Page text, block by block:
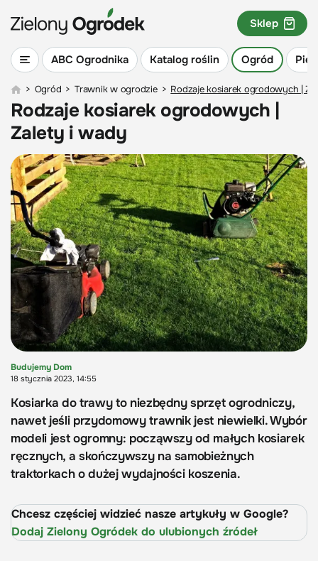
ABC Ogrodnika Katalog roślin Ogród
Sklep
> Ogród > Trawnik w ogrodzie > Rodzaje kosiarek ogrodowych |
Rodzaje kosiarek ogrodowych |
Zalety i wady
Budujemy Dom
18 stycznia 2023, 14:55
Kosiarka do trawy to niezbędny sprzęt ogrodniczy,
nawet jeśli przydomowy trawnik jest niewielki. Wybór
modeli jest ogromny: począwszy od małych kosiarek
ręcznych, a skończywszy na samobieżnych
traktorkach o dużej wydajności koszenia.
Chcesz częściej widzieć nasze artykuły w Google?
Dodaj Zielony Ogródek do ulubionych źródeł